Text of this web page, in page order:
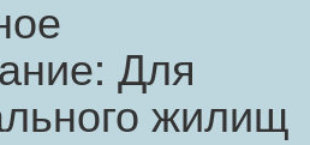
Для
жилищ